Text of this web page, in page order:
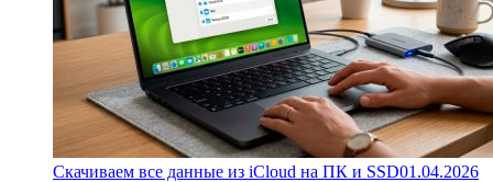
Скачиваем все данные из iCloud на ПК и SSD01.04.2026